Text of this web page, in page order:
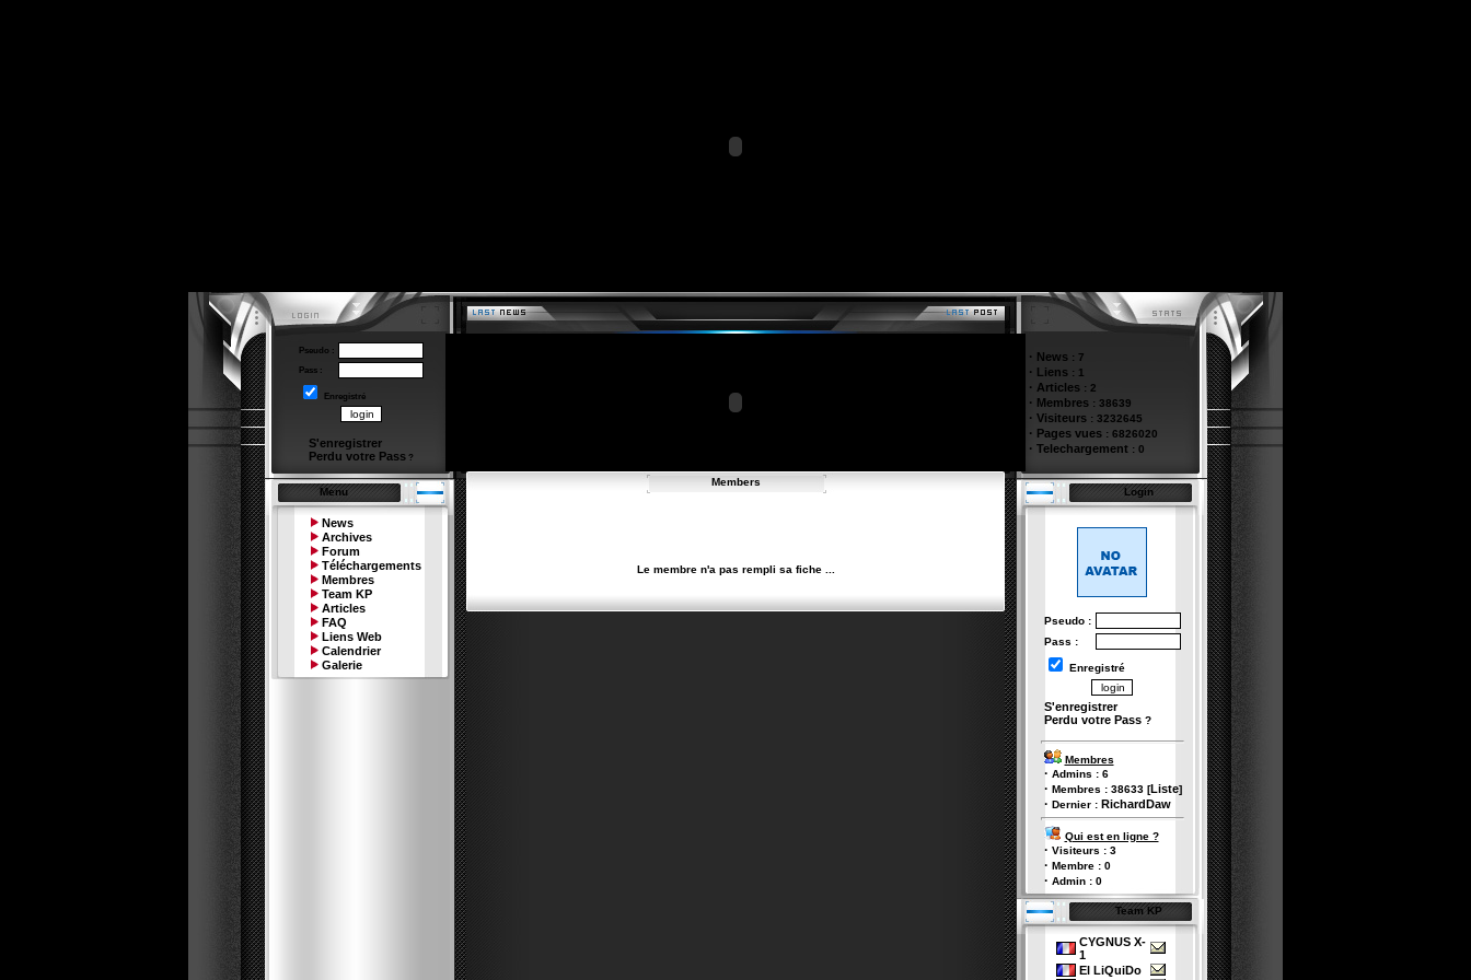
Pseudo :
Pass :
Enregistré
S'enregistrer
Perdu votre Pass?
· News : 7
· Liens : 1
· Articles : 2
· Membres : 38639
· Visiteurs : 3232645
· Pages vues : 6826020
· Telechargement : 0
Menu
News
Archives
Forum
Téléchargements
Membres
Team KP
Articles
FAQ
Liens Web
Calendrier
Galerie
Members
Le membre n'a pas rempli sa fiche ...
Login
Pseudo :
Pass :
Enregistré
S'enregistrer
Perdu votre Pass?
Membres
· Admins : 6
· Membres : 38633[Liste]
· Dernier : RichardDaw
Qui est en ligne ?
· Visiteurs : 3
· Membre : 0
· Admin : 0
Team KP
CYGNUS X-
1
El LiQuiDo